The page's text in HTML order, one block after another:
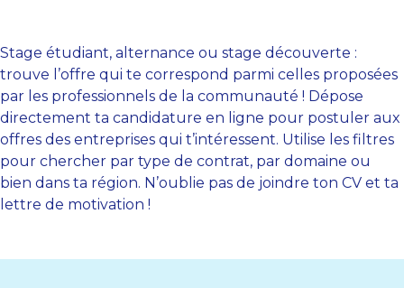
Stage étudiant, alternance ou stage découverte :
trouve l’offre qui te correspond parmi celles proposées
par les professionnels de la communauté ! Dépose
directement ta candidature en ligne pour postuler aux
offres des entreprises qui t’intéressent. Utilise les filtres
pour chercher par type de contrat, par domaine ou
bien dans ta région. N’oublie pas de joindre ton CV et ta
lettre de motivation !